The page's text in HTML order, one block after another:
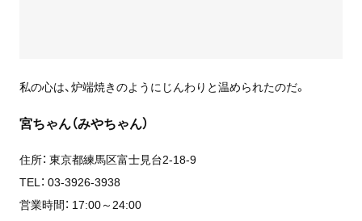
私の心は、炉端焼きのようにじんわりと温められたのだ。
宮ちゃん（みやちゃん）
住所： 東京都練馬区富士見台2-18-9
TEL： 03-3926-3938
営業時間： 17:00～24:00